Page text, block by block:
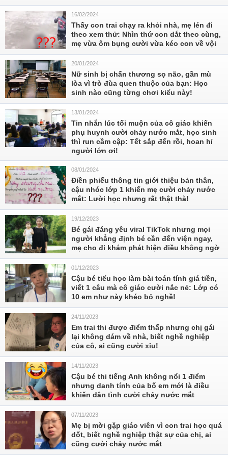
16/02/2024
Thấy con trai chạy ra khỏi nhà, mẹ lén đi
theo xem thử: Nhìn thứ con dắt theo cùng,
mẹ vừa ôm bụng cười vừa kéo con về vội
20/01/2024
Nữ sinh bị chấn thương sọ não, gần mù
lòa vì trò đùa quen thuộc của bạn: Học
sinh nào cũng từng chơi kiểu này!
13/01/2024
Tin nhắn lúc tối muộn của cô giáo khiến
phụ huynh cười chảy nước mắt, học sinh
thì run cầm cập: Tết sắp đến rồi, hoan hỉ
người lớn ơi!
08/01/2024
Điền phiếu thông tin giới thiệu bản thân,
cậu nhóc lớp 1 khiến mẹ cười chảy nước
mắt: Lười học nhưng rất thật thà!
19/12/2023
Bé gái đáng yêu viral TikTok nhưng mọi
người khẳng định bé cần đến viện ngay,
mẹ cho đi khám phát hiện điều không ngờ
01/12/2023
Cậu bé tiểu học làm bài toán tính giá tiền,
viết 1 câu mà cô giáo cười nắc nẻ: Lớp có
10 em như này khéo bỏ nghề!
24/11/2023
Em trai thi được điểm thấp nhưng chị gái
lại không dám về nhà, biết nghề nghiệp
của cô, ai cũng cười xỉu!
14/11/2023
Cậu bé thi tiếng Anh không nổi 1 điểm
nhưng danh tính của bố em mới là điều
khiến dân tình cười chảy nước mắt
07/11/2023
Mẹ bị mời gặp giáo viên vì con trai học quá
dốt, biết nghề nghiệp thật sự của chị, ai
cũng cười chảy nước mắt